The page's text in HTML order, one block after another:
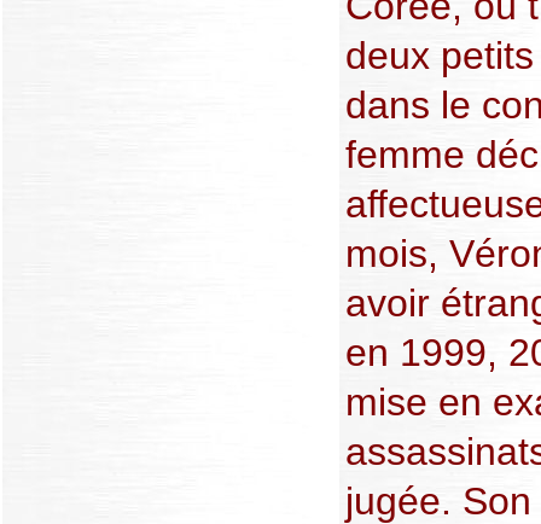
deux
dans le
femme
mois,
avoir
en 1999,
mise en
jugée.